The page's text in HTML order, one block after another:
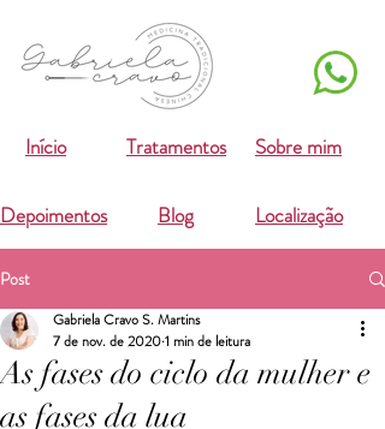
Início Tratamentos
Depoimentos Blog
Sobre mim
Localização
Post
As fases do ciclo da mulher e
as fases da lua
Gabriela Cravo S. Martins
7 de nov. de 20201 min de leitura